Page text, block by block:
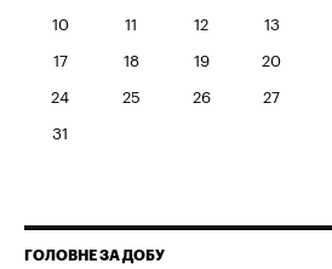
10 11 12 13
17 18 19 20
24 25 26 27
31
ГОЛОВНЕ ЗА ДОБУ